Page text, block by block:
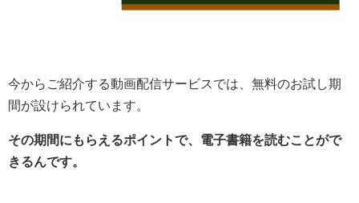
今からご紹介する動画配信サービスでは、無料のお試し期
間が設けられています。
その期間にもらえるポイントで、電子書籍を読むことがで
きるんです。